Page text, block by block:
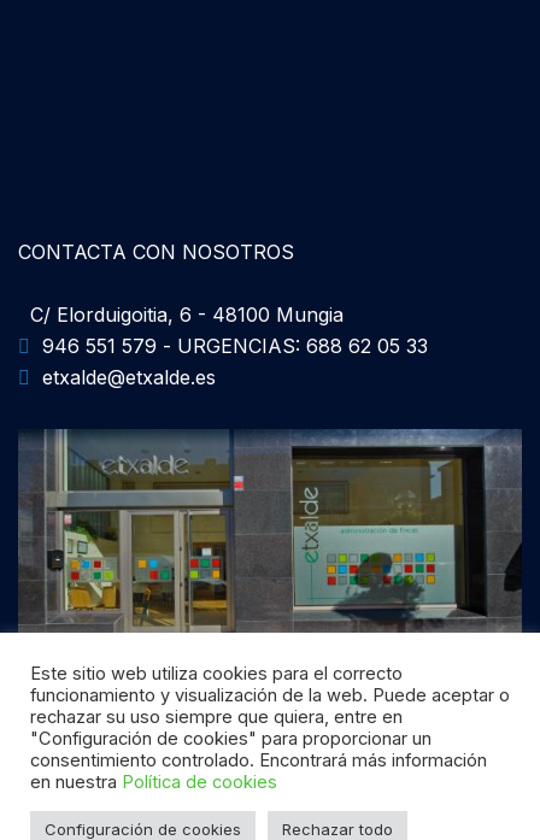
CONTACTA CON NOSOTROS
C/ Elorduigoitia, 6 - 48100 Mungia
946 551 579 - URGENCIAS: 688 62 05 33
etxalde@etxalde.es
© 2026 Etxalde
Desarrollado porNetFincas|Aviso Legal|
Este sitio web utiliza cookies para el correcto
funcionamiento y visualización de la web. Puede aceptar o
rechazar su uso siempre que quiera, entre en
"Configuración de cookies" para proporcionar un
consentimiento controlado. Encontrará más información
en nuestra Política de cookies
Configuración de cookies Rechazar todo